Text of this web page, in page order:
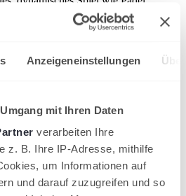
Anzeigeneinstellungen
mit Ihren Daten
verarbeiten Ihre
z. B. Ihre IP-Adresse, mithilfe
um Informationen auf
und darauf zuzugreifen und so
Collaboration & Partnership
von einer besonderen Bühne
gibt es hier.